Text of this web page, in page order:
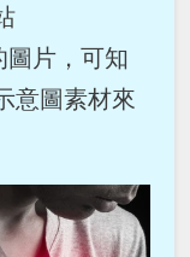
片，可知
意圖素材來